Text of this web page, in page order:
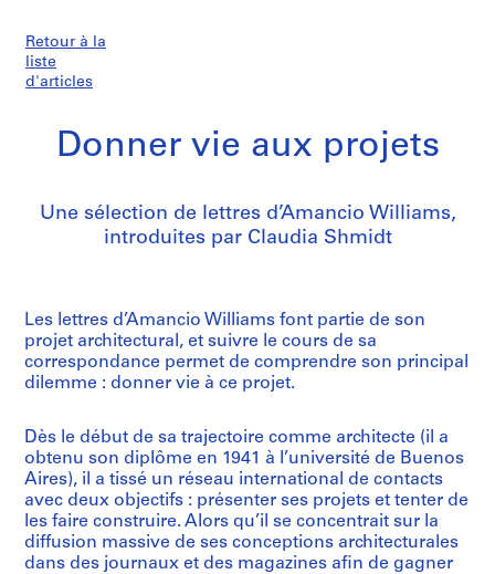
Retour à la
liste
d'articles
Donner vie aux projets
Une sélection de lettres d’Amancio Williams,
introduites par Claudia Shmidt
Les lettres d’Amancio Williams font partie de son
projet architectural, et suivre le cours de sa
correspondance permet de comprendre son principal
dilemme : donner vie à ce projet.
Dès le début de sa trajectoire comme architecte (il a
obtenu son diplôme en 1941 à l’université de Buenos
Aires), il a tissé un réseau international de contacts
avec deux objectifs : présenter ses projets et tenter de
les faire construire. Alors qu’il se concentrait sur la
diffusion massive de ses conceptions architecturales
dans des journaux et des magazines afin de gagner